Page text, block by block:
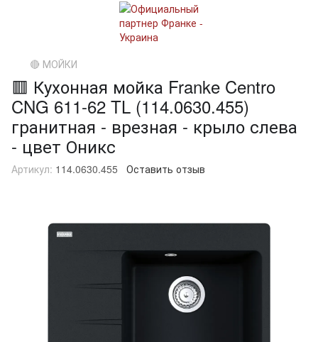
🔴 МОЙКИ
🟥 Кухонная мойка Franke Centro
CNG 611-62 TL (114.0630.455)
гранитная - врезная - крыло слева
- цвет Оникс
Артикул: 114.0630.455 Оставить отзыв